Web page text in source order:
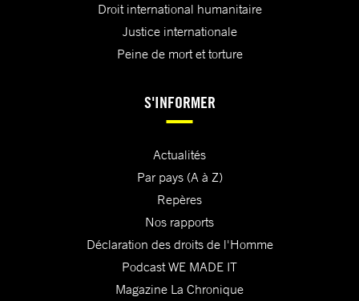
Droit international humanitaire
Justice internationale
Peine de mort et torture
S'INFORMER
Actualités
Par pays (A à Z)
Repères
Nos rapports
Déclaration des droits de l'Homme
Podcast WE MADE IT
Magazine La Chronique